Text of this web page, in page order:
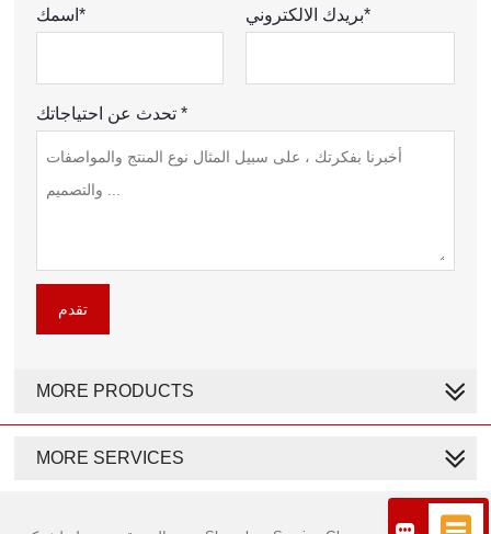
اسمك* بريدك الالكتروني*
تحدث عن احتياجاتك *
تقدم
MORE PRODUCTS
MORE SERVICES